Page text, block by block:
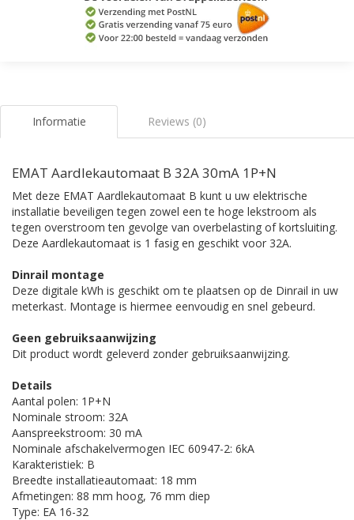
Informatie Reviews (0)
EMAT Aardlekautomaat B 32A 30mA 1P+N
Met deze EMAT Aardlekautomaat B kunt u uw elektrische
installatie beveiligen tegen zowel een te hoge lekstroom als
tegen overstroom ten gevolge van overbelasting of kortsluiting.
Deze Aardlekautomaat is 1 fasig en geschikt voor 32A.
Dinrail montage
Deze digitale kWh is geschikt om te plaatsen op de Dinrail in uw
meterkast. Montage is hiermee eenvoudig en snel gebeurd.
Geen gebruiksaanwijzing
Dit product wordt geleverd zonder gebruiksaanwijzing.
Details
Aantal polen: 1P+N
Nominale stroom: 32A
Aanspreekstroom: 30 mA
Nominale afschakelvermogen IEC 60947-2: 6kA
Karakteristiek: B
Breedte installatieautomaat: 18 mm
Afmetingen: 88 mm hoog, 76 mm diep
Type: EA 16-32